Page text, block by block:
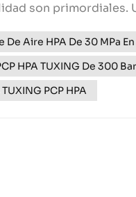
son primordiales.
De Aire HPA De 30 MPa
HPA TUXING De 300 Bar
PCP HPA